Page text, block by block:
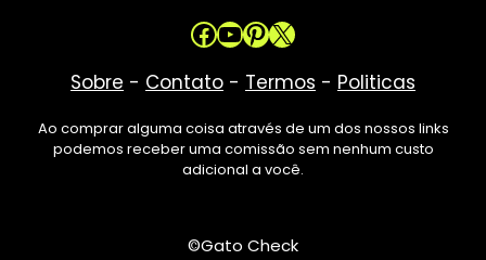
Facebook
Youtube
Pinterest
X
Sobre - Contato - Termos - Politicas
Ao comprar alguma coisa através de um dos nossos links
podemos receber uma comissão sem nenhum custo
adicional a você.
©Gato Check